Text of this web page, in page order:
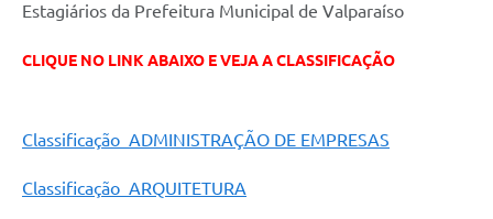
Carta de Serviços
Galeria de Vídeos
Projetos
Contas Públicas
Estagiários da Prefeitura Municipal de Valparaíso
CLIQUE NO LINK ABAIXO E VEJA A CLASSIFICAÇÃO
Classificação ADMINISTRAÇÃO DE EMPRESAS
Classificação ARQUITETURA